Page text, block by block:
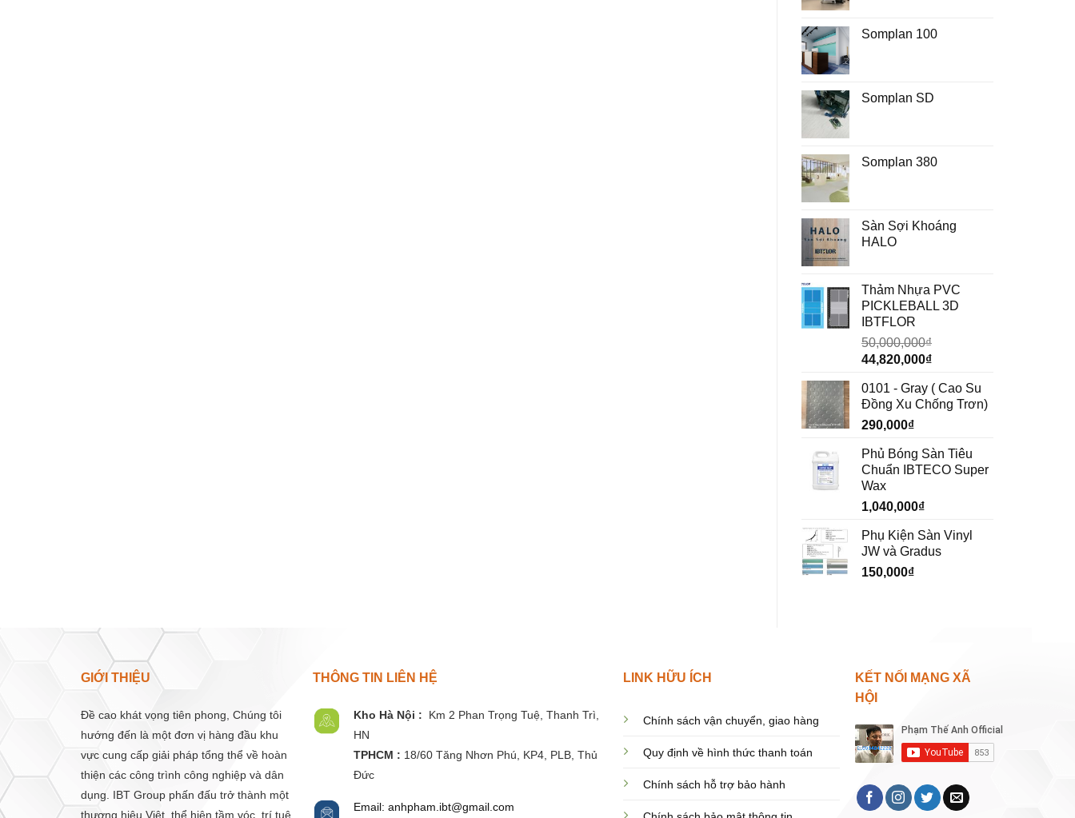
Somplan 100
Somplan SD
Somplan 380
Sàn Sợi Khoáng
HALO
Thảm Nhựa PVC
PICKLEBALL 3D
IBTFLOR
50,000,000₫
Giá
là:
50,000,000₫.
44,820,000₫Giá
tại
là:
0101 - Gray ( Cao Su
Đồng Xu Chống Trơn)
290,000₫
Phủ Bóng Sàn Tiêu
Chuẩn IBTECO Super
Wax
1,040,000₫
Phụ Kiện Sàn Vinyl
JW và Gradus
150,000₫
GIỚI THIỆU
Đề cao khát vọng tiên phong, Chúng tôi
hướng đến là một đơn vị hàng đầu khu
vực cung cấp giải pháp tổng thể về hoàn
thiện các công trình công nghiệp và dân
dụng. IBT Group phấn đấu trở thành một
thương hiệu Việt, thể hiện tầm vóc, trí tuệ
THÔNG TIN LIÊN HỆ
Kho Hà Nội : Km 2 Phan Trọng Tuệ,ThanhTrì,
HN
TPHCM : 18/60 Tăng Nhơn Phú, KP4, PLB, Thủ
Đức
Email: anhpham.ibt@gmail.com
LINK HỮU ÍCH
Chính sách vận chuyển, giao hàng
Quy định về hình thức thanh toán
Chính sách hỗ trợ bảo hành
KẾT NỐI MẠNG XÃ
HỘI